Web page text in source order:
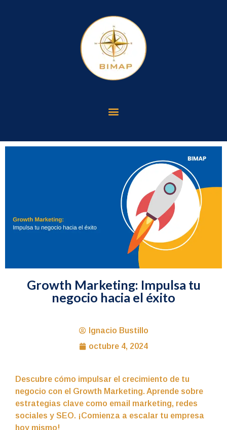
Growth Marketing: Impulsa tu
negocio hacia el éxito
Ignacio Bustillo
octubre 4, 2024
Descubre cómo impulsar el crecimiento de tu
negocio con el Growth Marketing. Aprende sobre
estrategias clave como email marketing, redes
sociales y SEO. ¡Comienza a escalar tu empresa
hoy mismo!